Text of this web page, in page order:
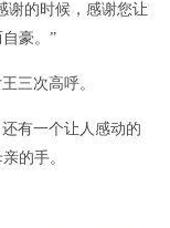
谢的时候，感谢您让
豪。”
三次高呼。
有一个让人感动的
的手。